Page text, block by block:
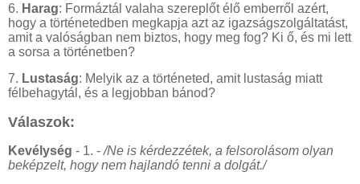
6. Harag: Formáztál valaha szereplőt élő emberről azért,
hogy a történetedben megkapja azt az igazságszolgáltatást,
amit a valóságban nem biztos, hogy meg fog? Ki ő, és mi lett
a sorsa a történetben?
7. Lustaság: Melyik az a történeted, amit lustaság miatt
félbehagytál, és a legjobban bánod?
Válaszok:
Kevélység - 1. -/Ne is kérdezzétek, a felsorolásom olyan
beképzelt, hogy nem hajlandó tenni a dolgát./